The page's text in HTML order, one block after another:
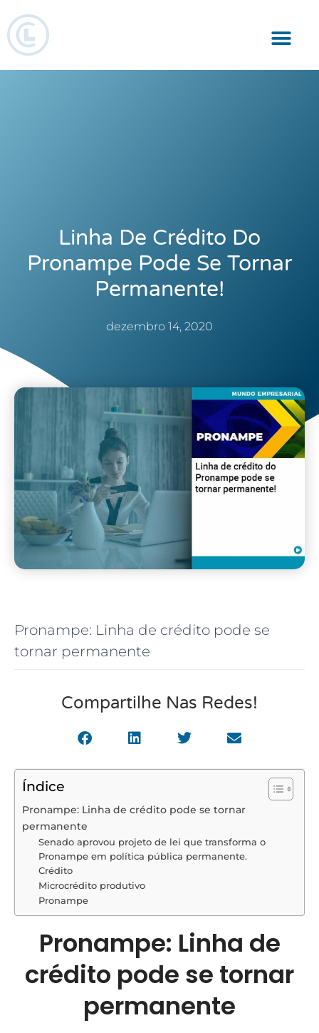
Linha De Crédito Do
Pronampe Pode Se Tornar
Permanente!
dezembro 14, 2020
Pronampe: Linha de crédito pode se
tornar permanente
Compartilhe Nas Redes!
Índice
Pronampe: Linha de crédito pode se tornar
permanente
Senado aprovou projeto de lei que transforma o
Pronampe em política pública permanente.
Crédito
Microcrédito produtivo
Pronampe
Pronampe: Linha de
crédito pode se tornar
permanente